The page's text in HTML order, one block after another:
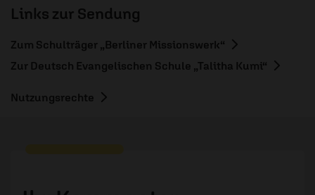
Links zur Sendung
Zum Schulträger „Berliner Missionswerk“
Zur Deutsch Evangelischen Schule „Talitha Kumi“
Nutzungsrechte